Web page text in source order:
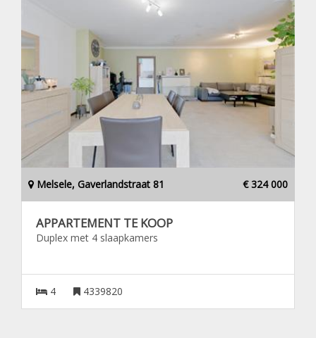
Melsele, Gaverlandstraat 81 € 324 000
APPARTEMENT TE KOOP
Duplex met 4 slaapkamers
4 4339820